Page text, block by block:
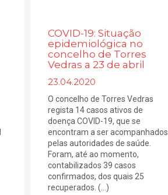
COVID-19: Situação
epidemiológica no
concelho de Torres
Vedras a 23 de abril
23.04.2020
O concelho de Torres Vedras
regista 14 casos ativos de
doença COVID-19, que se
encontram a ser acompanhados
pelas autoridades de saúde.
Foram, até ao momento,
contabilizados 39 casos
confirmados, dos quais 25
recuperados. (...)